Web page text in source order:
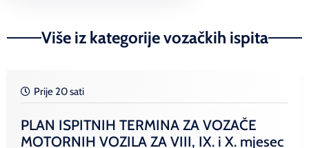
Više iz kategorije vozačkih ispita
Prije 20 sati
PLAN ISPITNIH TERMINA ZA VOZAČE
MOTORNIH VOZILA ZA VIII, IX. i X. mjesec